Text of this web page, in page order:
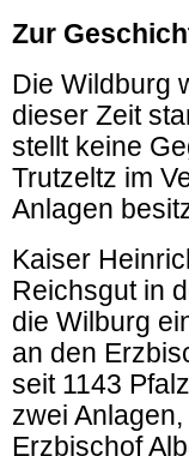
Zur
Die Wildburg
dieser Zeit
stellt keine
Trutzeltz im
Anlagen
Kaiser
Reichsgut in
die Wilburg
an den
seit 1143
zwei
Erzbischof